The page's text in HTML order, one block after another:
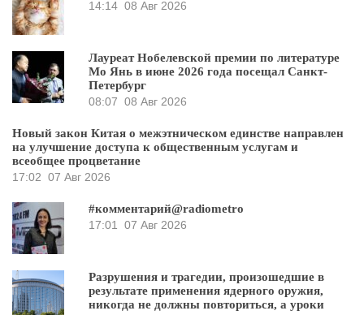
14:14 08 Авг 2026
Лауреат Нобелевской премии по литературе
Мо Янь в июне 2026 года посещал Санкт-
Петербург
08:07 08 Авг 2026
Новый закон Китая о межэтническом единстве направлен
на улучшение доступа к общественным услугам и
всеобщее процветание
17:02 07 Авг 2026
#комментарий@radiometro
17:01
07 Авг 2026
Разрушения и трагедии, произошедшие в
результате применения ядерного оружия,
никогда не должны повториться, а уроки